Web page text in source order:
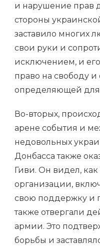
и нарушение прав
стороны
заставило многих
свои руки и
исключением, и
право на свободу
определяющей
Во-вторых,
арене события и
недовольных
Донбасса также
Гиви. Он видел,
организации,
свою поддержку и
также отвергали
армии. Это
борьбы и